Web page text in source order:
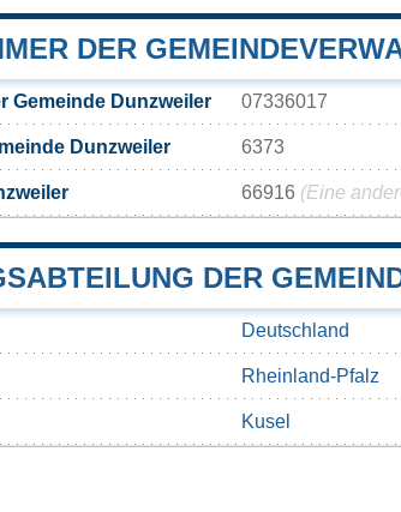
DER
Gemeinde Dunzweiler 07336017
Dunzweiler 6373
66916 (Eine
DER
Deutschland
Rheinland-Pfalz
Kusel